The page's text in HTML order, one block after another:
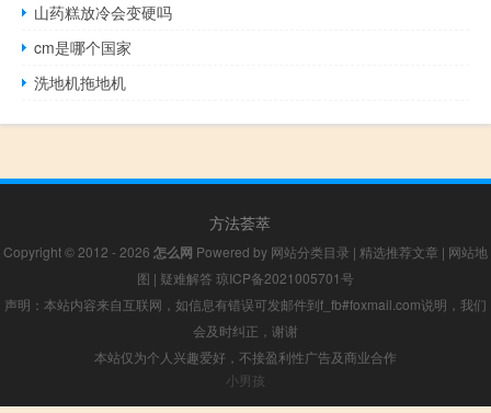
山药糕放冷会变硬吗
cm是哪个国家
洗地机拖地机
方法荟萃
Copyright © 2012 - 2026 怎么网 Powered by 网站分类目录 | 精选推荐文章 | 网站地
图 | 疑难解答 琼ICP备2021005701号
声明：本站内容来自互联网，如信息有错误可发邮件到f_fb#foxmail.com说明，我们
会及时纠正，谢谢
本站仅为个人兴趣爱好，不接盈利性广告及商业合作
小男孩